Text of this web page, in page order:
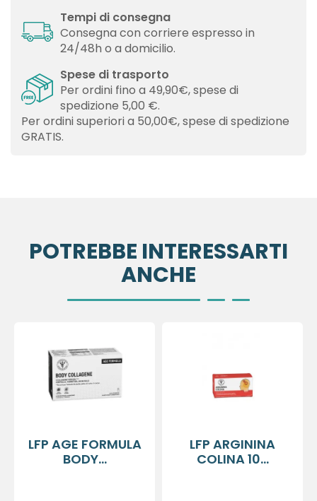
Tempi di consegna
Consegna con corriere espresso in
24/48h o a domicilio.
Spese di trasporto
Per ordini fino a 49,90€, spese di
spedizione 5,00 €.
Per ordini superiori a 50,00€, spese di spedizione
GRATIS.
POTREBBE INTERESSARTI
ANCHE
LFP AGE FORMULA
BODY...
LFP ARGININA
COLINA 10...